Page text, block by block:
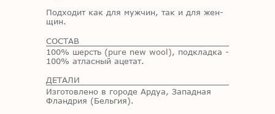
Под­хо­дит как для муж­чин, так и для жен­
щин.
СОСТАВ
100% шерсть (pure new wool), подкладка -
100% атласный ацетат.
ДЕТАЛИ
Изготовлено в городе Ардуа, Западная
Фландрия (Бельгия).